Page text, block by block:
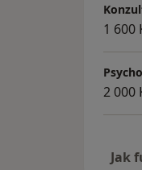
1 600
2 000
Jak